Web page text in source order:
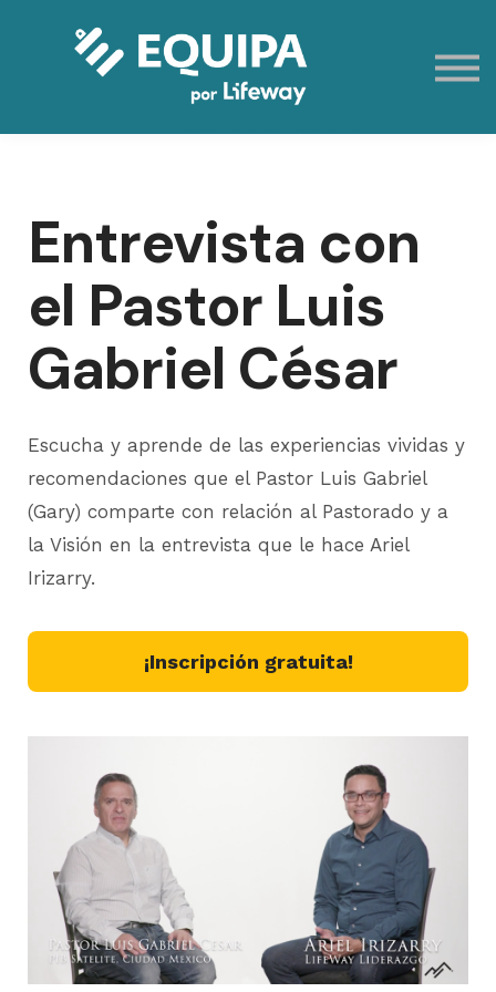
Eventos
Contacto
Entrevista con
el Pastor Luis
Gabriel César
Escucha y aprende de las experiencias vividas y
recomendaciones que el Pastor Luis Gabriel
(Gary) comparte con relación al Pastorado y a
la Visión en la entrevista que le hace Ariel
Irizarry.
¡Inscripción gratuita!